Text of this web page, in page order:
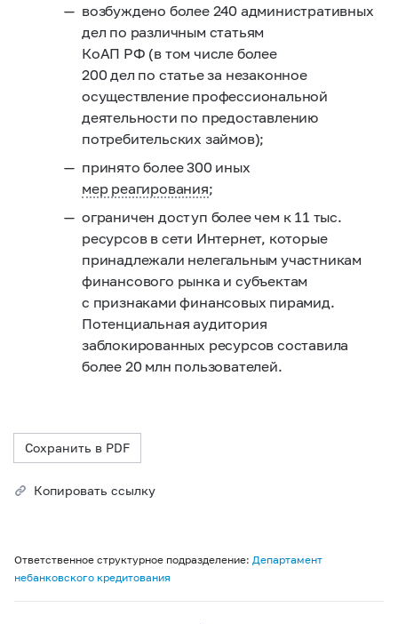
возбуждено более 240 административных
дел по различным статьям
КоАП РФ (в том числе более
200 дел по статье за незаконное
осуществление профессиональной
деятельности по предоставлению
потребительских займов);
принято более 300 иных
мер реагирования;
ограничен доступ более чем к 11 тыс.
ресурсов в сети Интернет, которые
принадлежали нелегальным участникам
финансового рынка и субъектам
с признаками финансовых пирамид.
Потенциальная аудитория
заблокированных ресурсов составила
более 20 млн пользователей.
Сохранить в PDF
Копировать ссылку
Ответственное структурное подразделение: Департамент
небанковского кредитования